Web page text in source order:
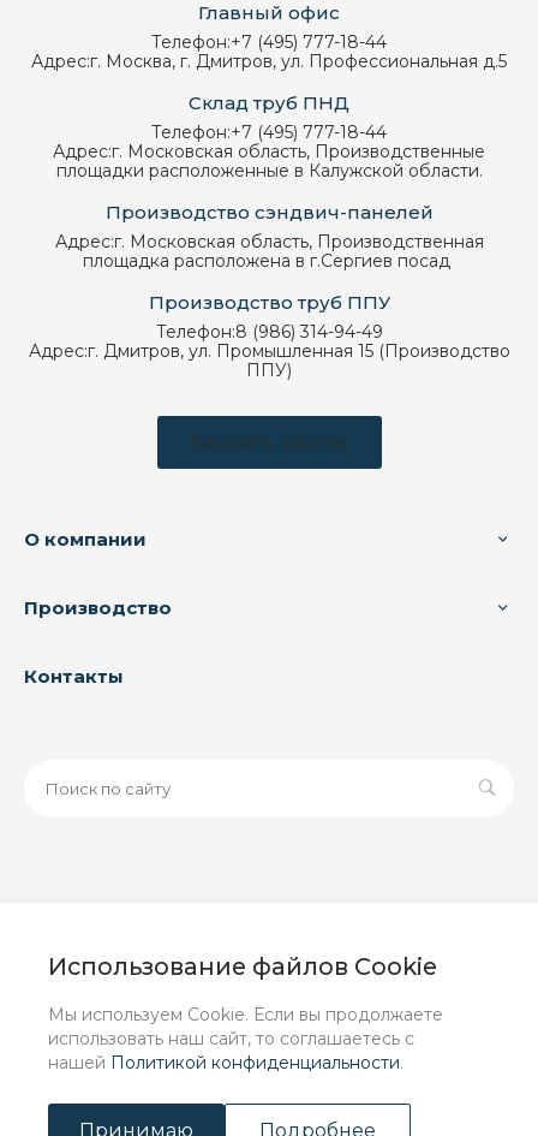
Использование файлов Cookie
Мы используем Cookie. Если вы продолжаете
использовать наш сайт, то соглашаетесь с
нашей Политикой конфиденциальности.
Принимаю Подробнее
Главный офис
Телефон:+7 (495) 777-18-44
Адрес:г. Москва, г. Дмитров, ул. Профессиональная д.5
Склад труб ПНД
Телефон:+7 (495) 777-18-44
Адрес:г. Московская область, Производственные
площадки расположенные в Калужской области.
Производство сэндвич-панелей
Адрес:г. Московская область, Производственная
площадка расположена в г.Сергиев посад
Производство труб ППУ
Телефон:8 (986) 314-94-49
Адрес:г. Дмитров, ул. Промышленная 15 (Производство
ППУ)
Заказать звонок
О компании
Производство
Контакты
информационный характер и ни при каких условиях не
положениями Статьи 437 (2) ГК РФ.